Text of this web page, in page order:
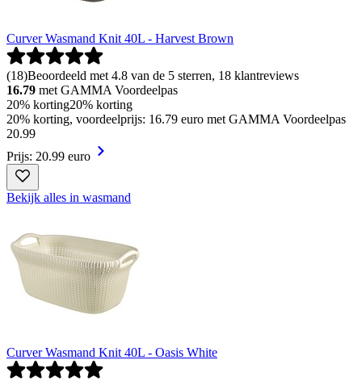
Curver Wasmand Knit 40L - Harvest Brown
(18)Beoordeeld met 4.8 van de 5 sterren, 18 klantreviews
16.79 met GAMMA Voordeelpas
20% korting20% korting
20% korting, voordeelprijs: 16.79 euro met GAMMA Voordeelpas
20.99
Prijs: 20.99 euro
Bekijk alles in wasmand
Curver Wasmand Knit 40L - Oasis White